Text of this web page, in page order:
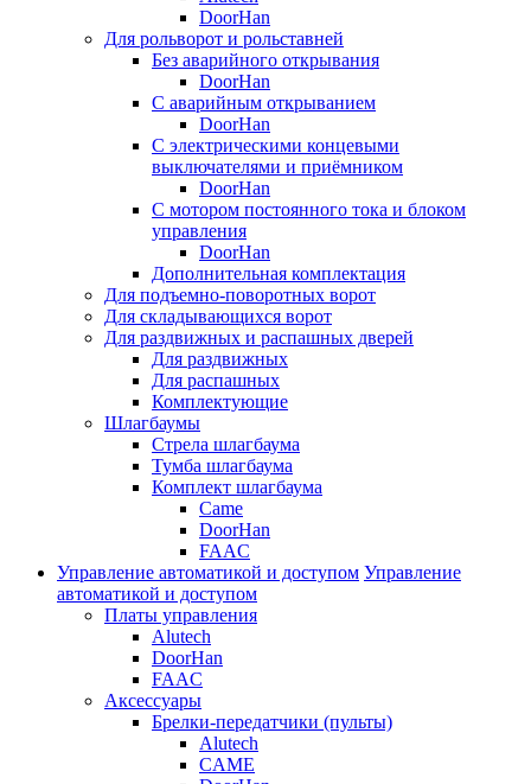
DoorHan
Для рольворот и рольставней
Без аварийного открывания
DoorHan
С аварийным открыванием
DoorHan
С электрическими концевыми
выключателями и приёмником
DoorHan
С мотором постоянного тока и блоком
управления
DoorHan
Дополнительная комплектация
Для подъемно-поворотных ворот
Для складывающихся ворот
Для раздвижных и распашных дверей
Для раздвижных
Для распашных
Комплектующие
Шлагбаумы
Стрела шлагбаума
Тумба шлагбаума
Комплект шлагбаума
Came
DoorHan
FAAC
Управление автоматикой и доступом Управление
автоматикой и доступом
Платы управления
Alutech
DoorHan
FAAC
Аксессуары
Брелки-передатчики (пульты)
Alutech
CAME